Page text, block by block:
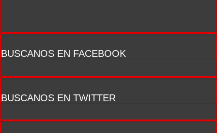
BUSCANOS EN FACEBOOK
BUSCANOS EN TWITTER